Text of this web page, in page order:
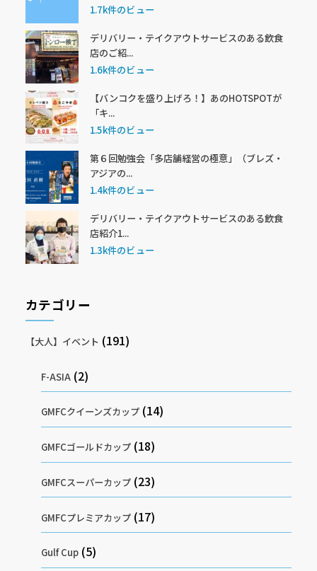
1.7k件のビュー
デリバリー・テイクアウトサービスのある飲食
店のご紹...
1.6k件のビュー
【バンコクを盛り上げろ！】あのHOTSPOTが
「キ...
1.5k件のビュー
第６回勉強会「多店舗経営の極意」（ブレズ・
アジアの...
1.4k件のビュー
デリバリー・テイクアウトサービスのある飲食
店紹介1...
1.3k件のビュー
カテゴリー
【大人】イベント (191)
F-ASIA (2)
GMFCクイーンズカップ (14)
GMFCゴールドカップ (18)
GMFCスーパーカップ (23)
GMFCプレミアカップ (17)
Gulf Cup (5)